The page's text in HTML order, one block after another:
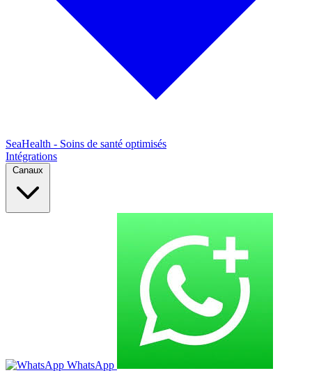
SeaHealth - Soins de santé optimisés
Intégrations
Canaux
WhatsApp